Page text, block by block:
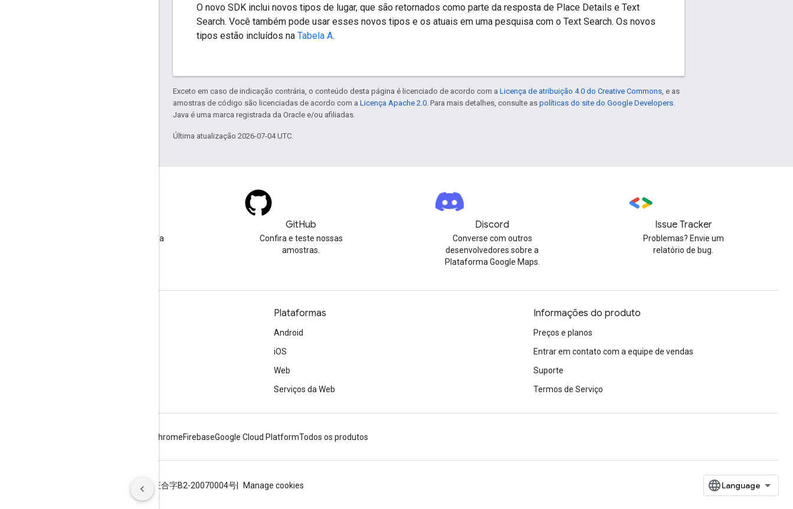
O novo SDK inclui novos tipos de lugar, que são retornados como parte da resposta de Place Details e Text
Search. Você também pode usar esses novos tipos e os atuais em uma pesquisa com o Text Search. Os novos
tipos estão incluídos na Tabela A.
Exceto em caso de indicação contrária, o conteúdo desta página é licenciado de acordo com a Licença de atribuição 4.0 do Creative Commons , e as
amostras de código são licenciadas de acordo com a Licença Apache 2.0 . Para mais detalhes, consulte as políticas do site do Google Developers
Java é uma marca registrada da Oracle e/ou afiliadas.
Última atualização 2026-07-04 UTC.
Faça uma pergunta usando a
GitHub
Confira e teste nossas
amostras.
Discord
Converse com outros
desenvolvedores sobre a
Plataforma Google Maps.
Issue Tracker
Problemas? Envie um
relatório de bug.
Plataformas
Android
iOS
Web
Serviços da Web
Informações do produto
Preços e planos
Entrar em contato com a equipe de vendas
Suporte
Termos de Serviço
ChromeFirebaseGoogle Cloud PlatformTodos os produtos
ICP证合字B2-20070004号 Manage cookies